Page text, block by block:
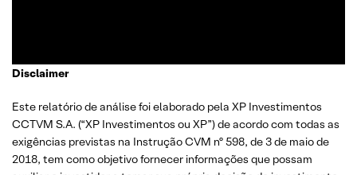
Disclaimer
Este relatório de análise foi elaborado pela XP Investimentos
CCTVM S.A. (“XP Investimentos ou XP”) de acordo com todas as
exigências previstas na Instrução CVM nº 598, de 3 de maio de
2018, tem como objetivo fornecer informações que possam